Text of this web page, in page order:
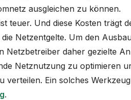
ausgleichen zu können.
teuer. Und diese Kosten trägt
Netzentgelte. Um den
Netzbetreiber daher gezielte
Netznutzung zu optimieren
verteilen. Ein solches
.